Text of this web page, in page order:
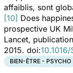
affaiblis, sont
[10] Does
prospective UK
Lancet,
2015. doi:
BIEN-ÊTRE - PSYCHO